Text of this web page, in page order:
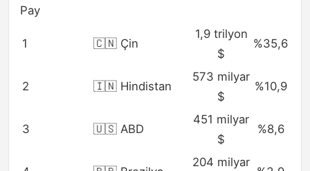
Pay
1 🇨🇳 Çin
1,9 trilyon
$
%35,6
2 🇮🇳 Hindistan
573 milyar
$
%10,9
3 🇺🇸 ABD
451 milyar
$
%8,6
204 milyar